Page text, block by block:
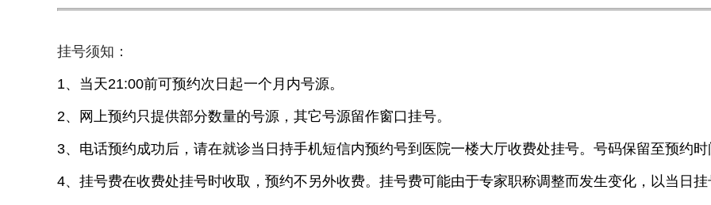
挂号须知：
1、当天21:00前可预约次日起一个月内号源。
2、网上预约只提供部分数量的号源，其它号源留作窗口挂号。
3、电话预约成功后，请在就诊当日持手机短信内预约号到医院一楼大厅收费处挂号。号码保留至预约时
4、挂号费在收费处挂号时收取，预约不另外收费。挂号费可能由于专家职称调整而发生变化，以当日挂